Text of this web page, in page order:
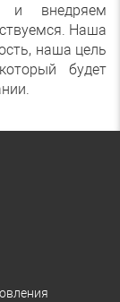
и внедряем
Наша
наша цель
будет